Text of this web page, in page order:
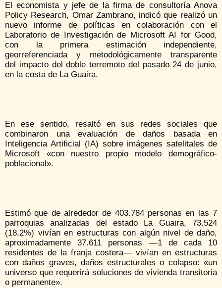
El economista y jefe de la firma de consultoría Anova
Policy Research, Omar Zambrano, indicó que realizó un
nuevo informe de políticas en colaboración con el
Laboratorio de Investigación de Microsoft AI for Good,
con la primera estimación independiente,
georreferenciada y metodológicamente transparente
del impacto del doble terremoto del pasado 24 de junio,
en la costa de La Guaira.
En ese sentido, resaltó en sus redes sociales que
combinaron una evaluación de daños basada en
Inteligencia Artificial (IA) sobre imágenes satelitales de
Microsoft «con nuestro propio modelo demográfico-
poblacional».
Estimó que de alrededor de 403.784 personas en las 7
parroquias analizadas del estado La Guaira, 73.524
(18,2%) vivían en estructuras con algún nivel de daño,
aproximadamente 37.611 personas —1 de cada 10
residentes de la franja costera— vivían en estructuras
con daños graves, daños estructurales o colapso: «un
universo que requerirá soluciones de vivienda transitoria
o permanente».